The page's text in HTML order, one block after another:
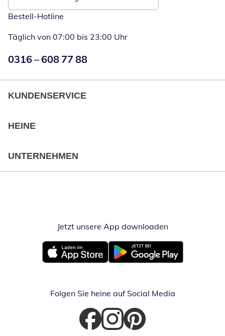
Bestell-Hotline
Täglich von 07:00 bis 23:00 Uhr
Numéro de téléphone:
0316 – 608 77 88
KUNDENSERVICE
HEINE
UNTERNEHMEN
Jetzt unsere App downloadenÖffnet in
Öffnet in neuem FensterÖffnet in neuem Fenster
Folgen Sie heine auf Social Media
Öffnet in neuem Fenster
Öffnet in neuem Fenster
Öffnet in neuem Fenster